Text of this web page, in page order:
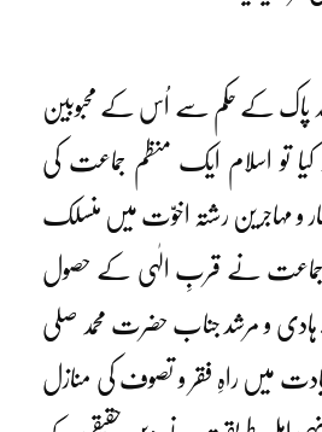
پاک کے حکم سے اُس کے محبوبین
تو اسلام ایک منظم جماعت کی
و مہاجرین رشتہ اخوّت میں منسلک
جماعت نے قربِ الٰہی کے حصول
و مرشد جناب حضرت محمد صلی
قیادت میں راہِ فقر و تصوف کی منازل